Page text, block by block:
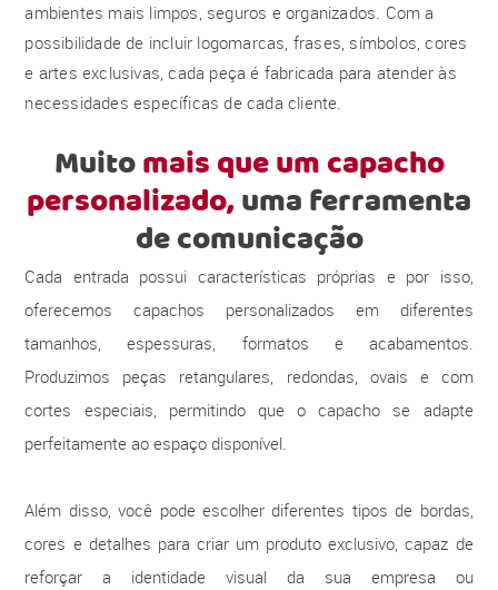
ambientes mais limpos, seguros e organizados. Com a
possibilidade de incluir logomarcas, frases, símbolos, cores
e artes exclusivas, cada peça é fabricada para atender às
necessidades específicas de cada cliente.
Muitomais que um capacho
personalizado,uma ferramenta
de comunicação
Cada entrada possui características próprias e por isso,
oferecemos capachos personalizados em diferentes
tamanhos, espessuras, formatos e acabamentos.
Produzimos peças retangulares, redondas, ovais e com
cortes especiais, permitindo que o capacho se adapte
perfeitamente ao espaço disponível.
Além disso, você pode escolher diferentes tipos de bordas,
cores e detalhes para criar um produto exclusivo, capaz de
reforçar a identidade visual da sua empresa ou